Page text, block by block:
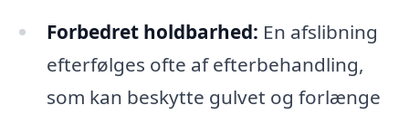
Forbedret holdbarhed: En afslibning
efterfølges ofte af efterbehandling,
som kan beskytte gulvet og forlænge